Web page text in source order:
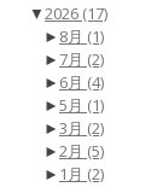
▼2026 (17)
► 8月 (1)
► 7月 (2)
► 6月 (4)
►5月 (1)
►3月 (2)
►2月 (5)
► 1月 (2)